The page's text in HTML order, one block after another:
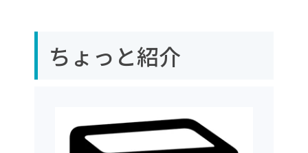
Send to Notionとは
Slackからページ作成
ちょっと紹介